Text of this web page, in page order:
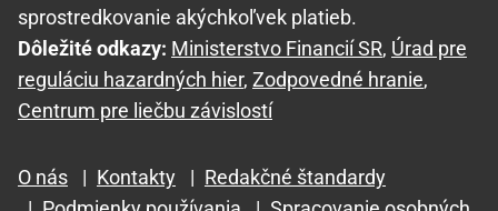
sprostredkovanie akýchkoľvek platieb.
Dôležité odkazy: Ministerstvo Financií SR, Úrad pre
reguláciu hazardných hier, Zodpovedné hranie,
Centrum pre liečbu závislostí
O nás | Kontakty | Redakčné štandardy